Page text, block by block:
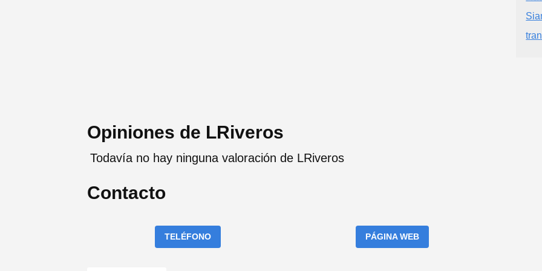
Opiniones de LRiveros
Todavía no hay ninguna valoración de LRiveros
Contacto
TELÉFONO PÁGINA WEB